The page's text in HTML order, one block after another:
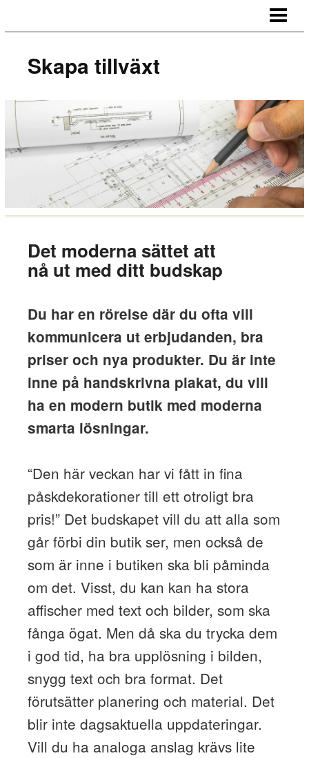
MOTIVERA MEDARBETARE
OUTSOURCA
BLOGG
Skapa tillväxt
Det moderna sättet att
nå ut med ditt budskap
Du har en rörelse där du ofta vill
kommunicera ut erbjudanden, bra
priser och nya produkter. Du är inte
inne på handskrivna plakat, du vill
ha en modern butik med moderna
smarta lösningar.
“Den här veckan har vi fått in fina
påskdekorationer till ett otroligt bra
pris!” Det budskapet vill du att alla som
går förbi din butik ser, men också de
som är inne i butiken ska bli påminda
om det. Visst, du kan kan ha stora
affischer med text och bilder, som ska
fånga ögat. Men då ska du trycka dem
i god tid, ha bra upplösning i bilden,
snygg text och bra format. Det
förutsätter planering och material. Det
blir inte dagsaktuella uppdateringar.
Vill du ha analoga anslag krävs lite